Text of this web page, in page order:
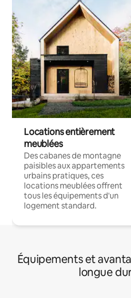
Locations entièrement
meublées
Des cabanes de montagne
paisibles aux appartements
urbains pratiques, ces
locations meublées offrent
tous les équipements d'un
logement standard.
Équipements et
longue